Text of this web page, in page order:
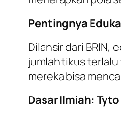
Pentingnya
Dilansir dari BRIN,
jumlah tikus
mereka bisa
Dasar Ilmiah: